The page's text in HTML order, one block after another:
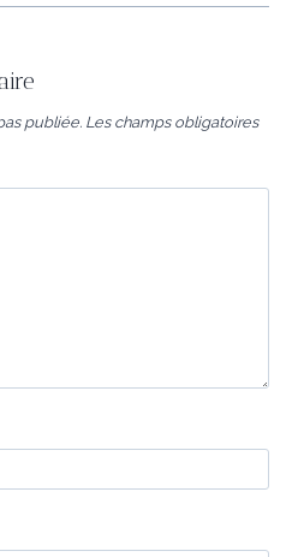
publiée. Les champs obligatoires